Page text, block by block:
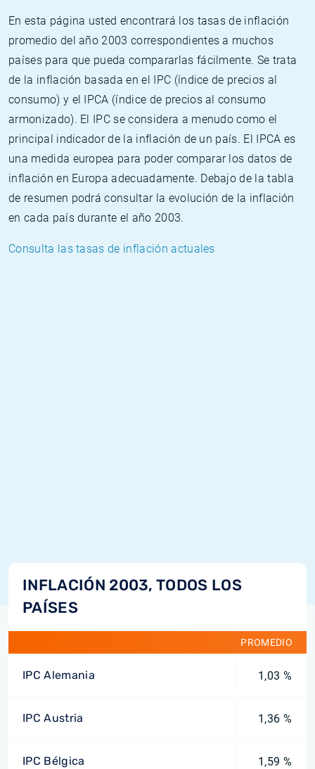
En esta página usted encontrará los tasas de inflación
promedio del año 2003 correspondientes a muchos
países para que pueda compararlas fácilmente. Se trata
de la inflación basada en el IPC (índice de precios al
consumo) y el IPCA (índice de precios al consumo
armonizado). El IPC se considera a menudo como el
principal indicador de la inflación de un país. El IPCA es
una medida europea para poder comparar los datos de
inflación en Europa adecuadamente. Debajo de la tabla
de resumen podrá consultar la evolución de la inflación
en cada país durante el año 2003.
Consulta las tasas de inflación actuales
INFLACIÓN 2003, TODOS LOS
PAÍSES
PROMEDIO
IPC Alemania 1,03 %
IPC Austria 1,36 %
IPC Bélgica 1,59 %